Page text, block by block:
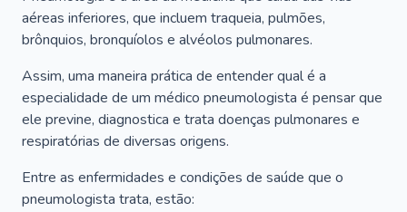
aéreas inferiores, que incluem traqueia, pulmões,
brônquios, bronquíolos e alvéolos pulmonares.
Assim, uma maneira prática de entender qual é a
especialidade de um médico pneumologista é pensar que
ele previne, diagnostica e trata doenças pulmonares e
respiratórias de diversas origens.
Entre as enfermidades e condições de saúde que o
pneumologista trata, estão: